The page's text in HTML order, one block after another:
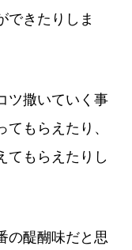
できたりしま
ツ撒いていく事
もらえたり、
てもらえたりし
の醍醐味だと思